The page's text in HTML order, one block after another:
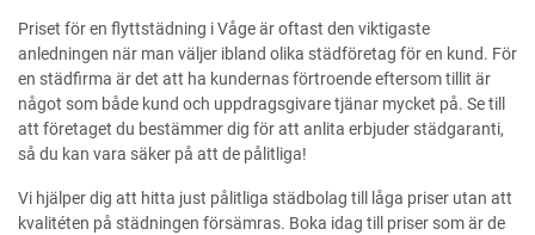
Priset för en flyttstädning i Våge är oftast den viktigaste
anledningen när man väljer ibland olika städföretag för en kund. För
en städfirma är det att ha kundernas förtroende eftersom tillit är
något som både kund och uppdragsgivare tjänar mycket på. Se till
att företaget du bestämmer dig för att anlita erbjuder städgaranti,
så du kan vara säker på att de pålitliga!
Vi hjälper dig att hitta just pålitliga städbolag till låga priser utan att
kvalitéten på städningen försämras. Boka idag till priser som är de